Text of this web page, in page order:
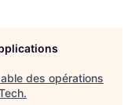
des opérations
.